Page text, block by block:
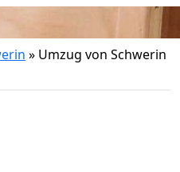
» Umzug von Schwerin